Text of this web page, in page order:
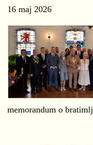
16 maj 2026
memorandum o